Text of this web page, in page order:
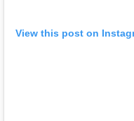
View this post on